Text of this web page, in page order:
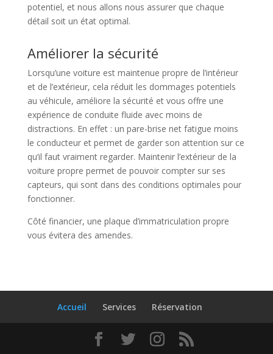
potentiel, et nous allons nous assurer que chaque
détail soit un état optimal.
Améliorer la sécurité
Lorsqu’une voiture est maintenue propre de l’intérieur
et de l’extérieur, cela réduit les dommages potentiels
au véhicule, améliore la sécurité et vous offre une
expérience de conduite fluide avec moins de
distractions. En effet : un pare-brise net fatigue moins
le conducteur et permet de garder son attention sur ce
qu’il faut vraiment regarder. Maintenir l’extérieur de la
voiture propre permet de pouvoir compter sur ses
capteurs, qui sont dans des conditions optimales pour
fonctionner.
Côté financier, une plaque d’immatriculation propre
vous évitera des amendes.
Accueil Services Réservation